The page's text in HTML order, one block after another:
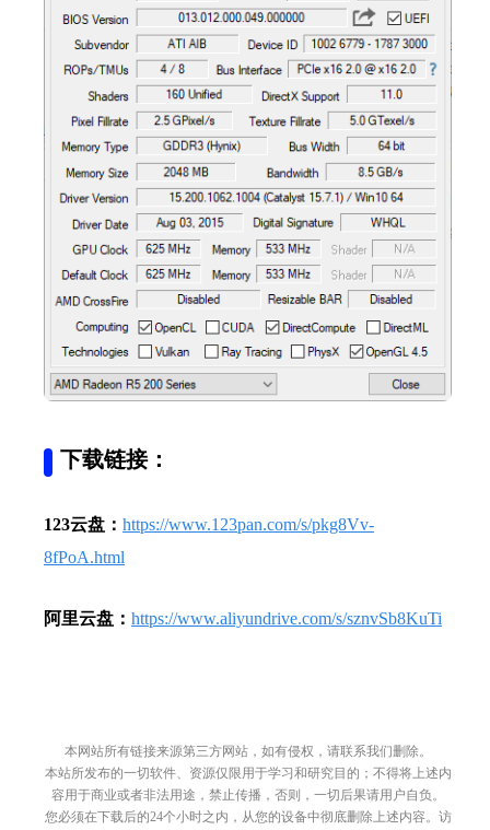
下载链接：
123云盘： https://www.123pan.com/s/pkg8Vv-
8fPoA.html
阿里云盘： https://www.aliyundrive.com/s/sznvSb8KuTi
本网站所有链接来源第三方网站，如有侵权，请联系我们删除。
本站所发布的一切软件、资源仅限用于学习和研究目的；不得将上述内
容用于商业或者非法用途，禁止传播，否则，一切后果请用户自负。
您必须在下载后的24个小时之内，从您的设备中彻底删除上述内容。访